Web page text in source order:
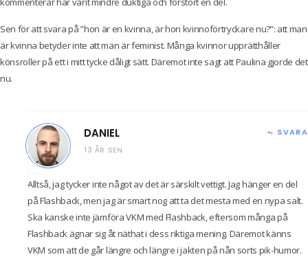
Sen för att svara på ”hon är en kvinna, är hon kvinnoförtryckare nu?”: att man
är kvinna betyder inte att man är feminist. Många kvinnor upprätthåller
könsroller på ett i mitt tycke dåligt sätt. Däremot inte sagt att Paulina gjorde det
nu.
DANIEL
13 ÅR SEN
SVARA
Alltså, jag tycker inte något av det är särskilt vettigt. Jag hänger en del
på Flashback, men jag är smart nog att ta det mesta med en nypa salt.
Ska kanske inte jämföra VKM med Flashback, eftersom många på
Flashback ägnar sig åt näthat i dess riktiga mening. Däremot känns
VKM som att de går längre och längre i jakten på nån sorts pik-humor.